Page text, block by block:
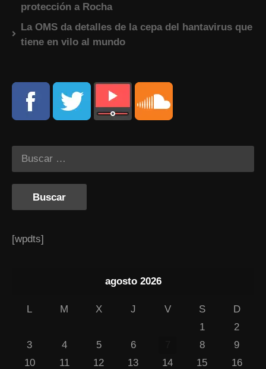
protección a Rocha
La OMS da detalles de la cepa del hantavirus que
tiene en vilo al mundo
[wpdts]
agosto 2026
L M X J V S
D
1
2
3
4 5 6 8
9
10
11 12 13 14 15
16